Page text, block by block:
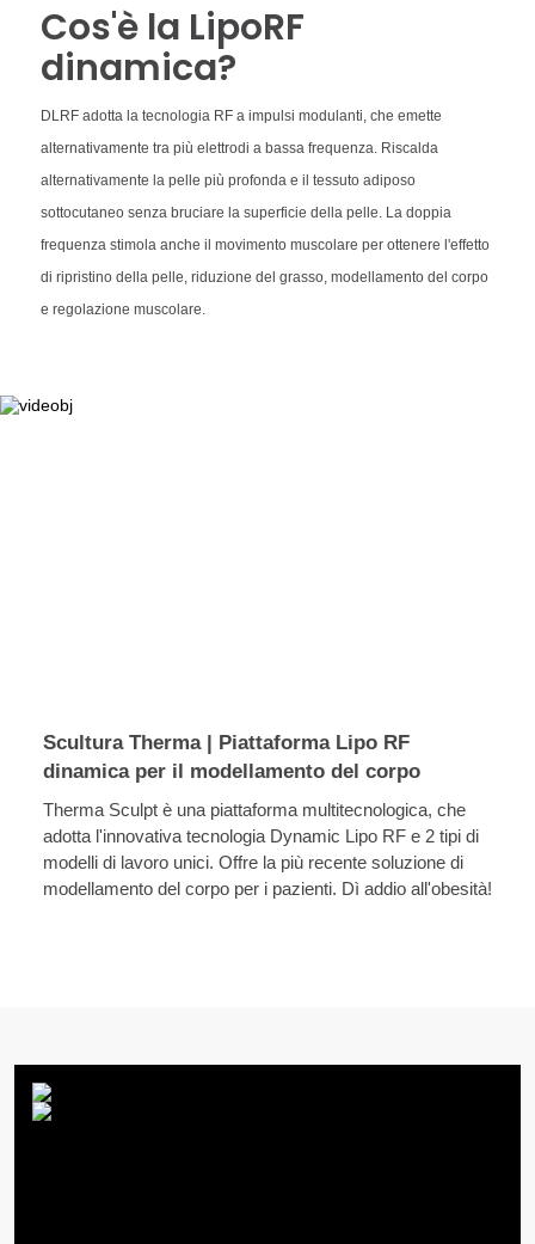
Cos'è la LipoRF
dinamica?
DLRF adotta la tecnologia RF a impulsi modulanti, che emette
alternativamente tra più elettrodi a bassa frequenza. Riscalda
alternativamente la pelle più profonda e il tessuto adiposo
sottocutaneo senza bruciare la superficie della pelle. La doppia
frequenza stimola anche il movimento muscolare per ottenere l'effetto
di ripristino della pelle, riduzione del grasso, modellamento del corpo
e regolazione muscolare.
Scultura Therma | Piattaforma Lipo RF
dinamica per il modellamento del corpo
Therma Sculpt è una piattaforma multitecnologica, che
adotta l'innovativa tecnologia Dynamic Lipo RF e 2 tipi di
modelli di lavoro unici. Offre la più recente soluzione di
modellamento del corpo per i pazienti. Dì addio all'obesità!